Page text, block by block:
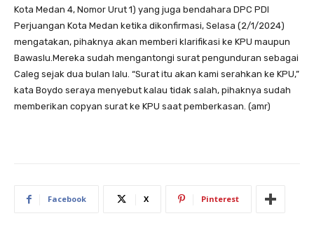
Kota Medan 4, Nomor Urut 1) yang juga bendahara DPC PDI
Perjuangan Kota Medan ketika dikonfirmasi, Selasa (2/1/2024)
mengatakan, pihaknya akan memberi klarifikasi ke KPU maupun
Bawaslu.Mereka sudah mengantongi surat pengunduran sebagai
Caleg sejak dua bulan lalu. “Surat itu akan kami serahkan ke KPU,”
kata Boydo seraya menyebut kalau tidak salah, pihaknya sudah
memberikan copyan surat ke KPU saat pemberkasan. (amr)
Facebook X Pinterest